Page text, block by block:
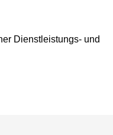
Dienstleistungs- und